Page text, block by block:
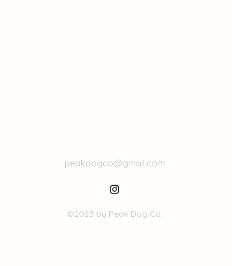
peakdogco@gmail.com
©2023 by Peak Dog Co.